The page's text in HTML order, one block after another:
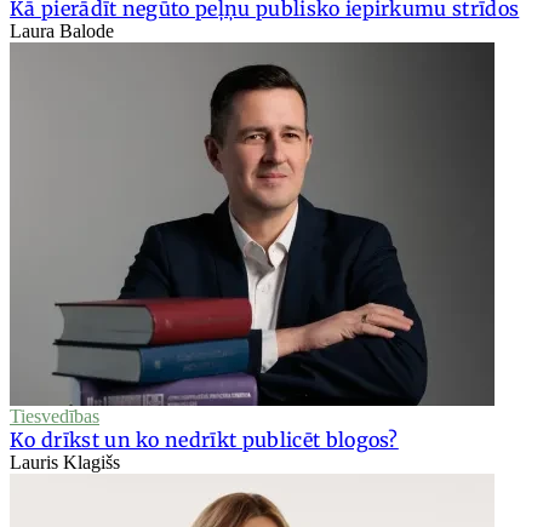
Kā pierādīt negūto peļņu publisko iepirkumu strīdos
Laura Balode
Tiesvedības
Ko drīkst un ko nedrīkt publicēt blogos?
Lauris Klagišs